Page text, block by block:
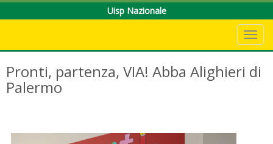
Uisp Nazionale
Pronti, partenza, VIA! Abba Alighieri di
Palermo